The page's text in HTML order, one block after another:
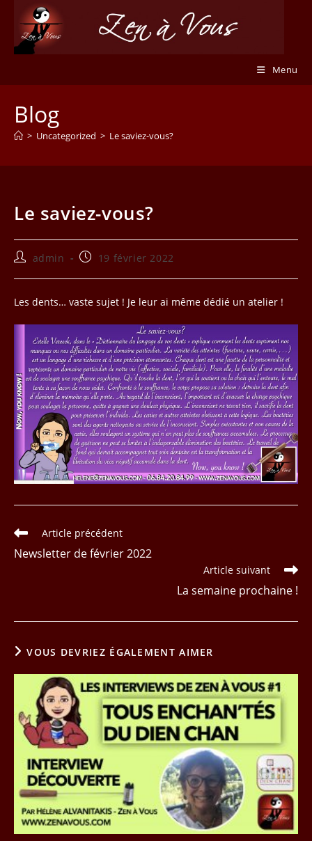
content
Menu
Blog
> Uncategorized > Le saviez-vous?
Le saviez-vous?
Auteur/autrice
la
publication :
admin
Publication
19 février 2022
Les dents… vaste sujet ! Je leur ai même dédié un atelier !
Read
articles
Article précédent
Newsletter de février 2022
Article suivant
La semaine prochaine !
VOUS DEVRIEZ ÉGALEMENT AIMER